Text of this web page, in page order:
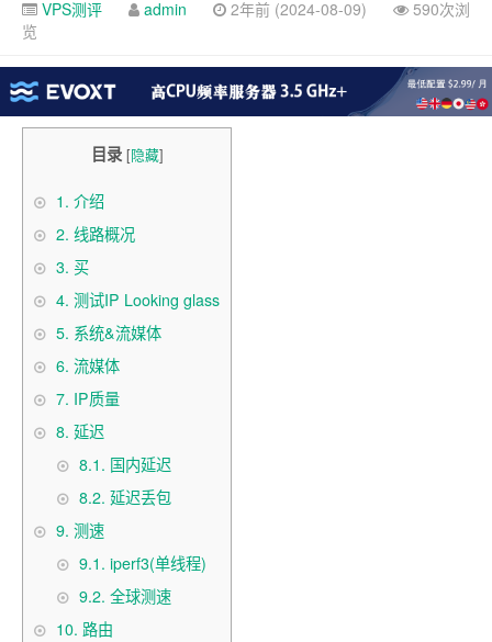
VPS测评 admin 2年前 (2024-08-09)
590次浏
览
目录 [隐藏]
1. 介绍
2. 线路概况
3. 买
4. 测试IP Looking glass
5. 系统&流媒体
6. 流媒体
7. IP质量
8. 延迟
8.1. 国内延迟
8.2. 延迟丢包
9. 测速
9.1. iperf3(单线程)
9.2. 全球测速
10. 路由